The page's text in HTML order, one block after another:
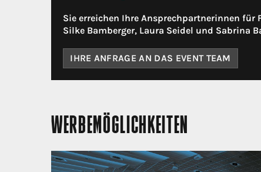
Sie erreichen Ihre Ansprechpartnerinnen
Silke Bamberger, Laura Seidel und Sabrina
IHRE ANFRAGE AN DAS EVENT TEAM
WERBEMÖGLICHKEITEN